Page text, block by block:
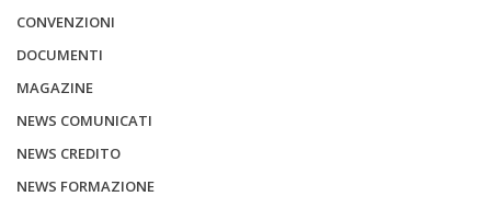
CONVENZIONI
DOCUMENTI
MAGAZINE
NEWS COMUNICATI
NEWS CREDITO
NEWS FORMAZIONE